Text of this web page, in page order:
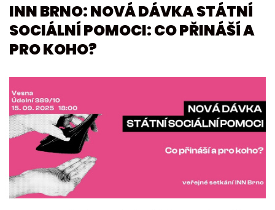
INN BRNO: NOVÁ DÁVKA STÁTNÍ
SOCIÁLNÍ POMOCI: CO PŘINÁŠÍ A
PRO KOHO?